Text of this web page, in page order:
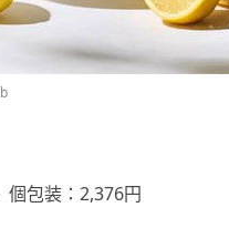
個包装：2,376円